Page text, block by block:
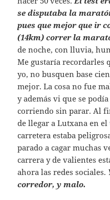
se disputaba la
pues que mejor que ir
(14km) correr la
de noche, con lluvia,
Me gustaría recordarles
yo, no busquen base
mejor. La cosa no fue
y además vi que se
corriendo sin parar. Al
de llegar a Lutxana en
carretera estaba
parado a cagar muchas
carrera y de valientes
ahora las redes sociales.
corredor, y malo.